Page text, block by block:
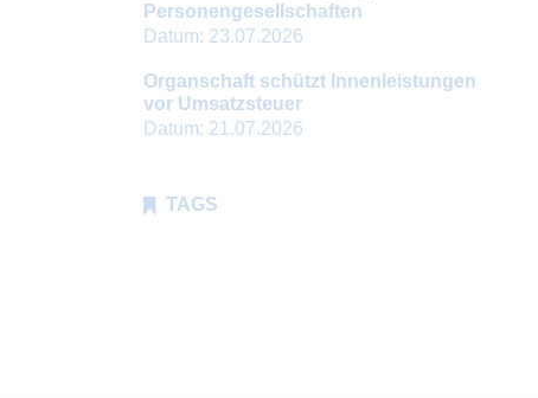
Personengesellschaften
Datum: 23.07.2026
Organschaft schützt Innenleistungen
vor Umsatzsteuer
Datum: 21.07.2026
TAGS